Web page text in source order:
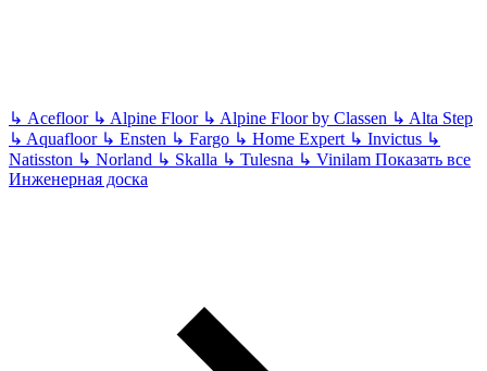
↳ Acefloor ↳ Alpine Floor ↳ Alpine Floor by Classen ↳ Alta Step
↳ Aquafloor ↳ Ensten ↳ Fargo ↳ Home Expert ↳ Invictus ↳
Natisston ↳ Norland ↳ Skalla ↳ Tulesna ↳ Vinilam Показать все
Инженерная доска